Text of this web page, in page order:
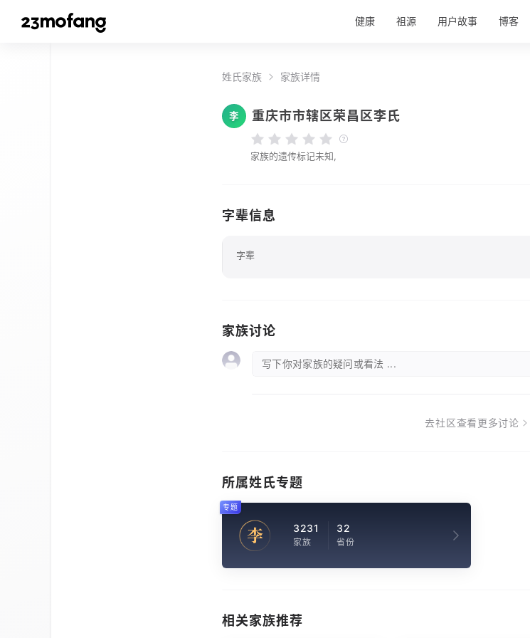
健康 祖源 用户故事 博客
姓氏家族 家族详情
李 重庆市市辖区荣昌区李氏
家族的遗传标记未知,
字辈信息
字辈
家族讨论
写下你对家族的疑问或看法 ...
去社区查看更多讨论
所属姓氏专题
李 3231
家族
32
省份
专题
相关家族推荐